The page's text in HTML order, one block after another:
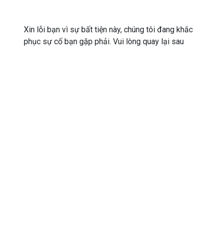
Xin lỗi bạn vì sự bất tiện này, chúng tôi đang khắc
phục sự cố bạn gặp phải. Vui lòng quay lại sau